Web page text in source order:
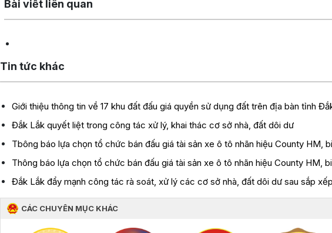
Bài viết liên quan
Tin tức khác
Giới thiệu thông tin về 17 khu đất đấu giá quyền sử dụng đất trên địa bàn tỉnh
Đắk Lắk quyết liệt trong công tác xử lý, khai thác cơ sở nhà, đất dôi dư
Tbông báo lựa chọn tổ chức bán đấu giá tài sản xe ô tô nhãn hiệu County HM,
Thông báo lựa chọn tổ chức bán đấu giá tài sản xe ô tô nhãn hiệu County HM,
Đắk Lắk đẩy mạnh công tác rà soát, xử lý các cơ sở nhà, đất dôi dư sau sắp
CÁC CHUYÊN MỤC KHÁC